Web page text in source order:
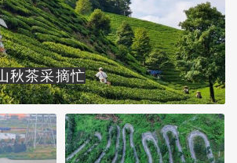
秋茶采摘忙